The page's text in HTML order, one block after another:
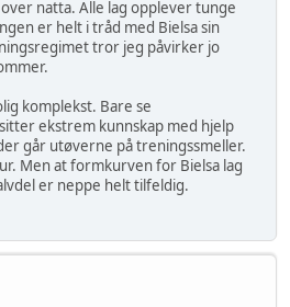
natta. Alle lag opplever tunge
er helt i tråd med Bielsa sin
tror jeg påvirker jo
komplekst. Bare se
ekstrem kunnskap med hjelp
går utøverne på treningssmeller.
Men at formkurven for Bielsa lag
er neppe helt tilfeldig.